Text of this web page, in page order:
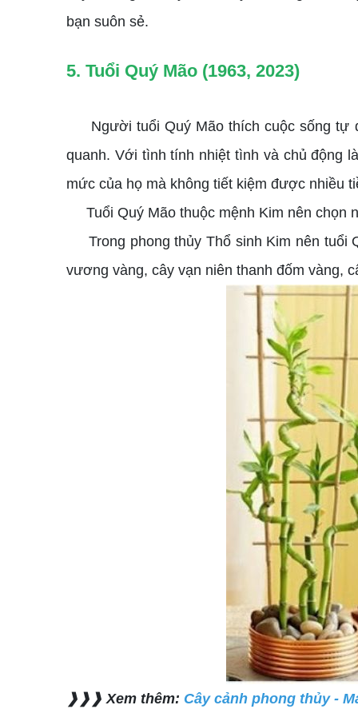
bạn suôn sẻ.
5. Tuổi Quý Mão (1963, 2023)
Người tuổi Quý Mão thích cuộc sống tự
quanh. Với tình tính nhiệt tình và chủ động
mức của họ mà không tiết kiệm được nhiều
Tuổi Quý Mão thuộc mệnh Kim nên chọn
Trong phong thủy Thổ sinh Kim nên tuổi
vương vàng, cây vạn niên thanh đốm vàng,
❱❱❱ Xem thêm: Cây cảnh phong thủy -